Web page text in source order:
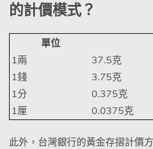
的計價模式？
單位
1兩
37.5克
1錢
3.75克
1分
0.375克
1厘
0.0375克
此外，台灣銀行的黃金存摺計價